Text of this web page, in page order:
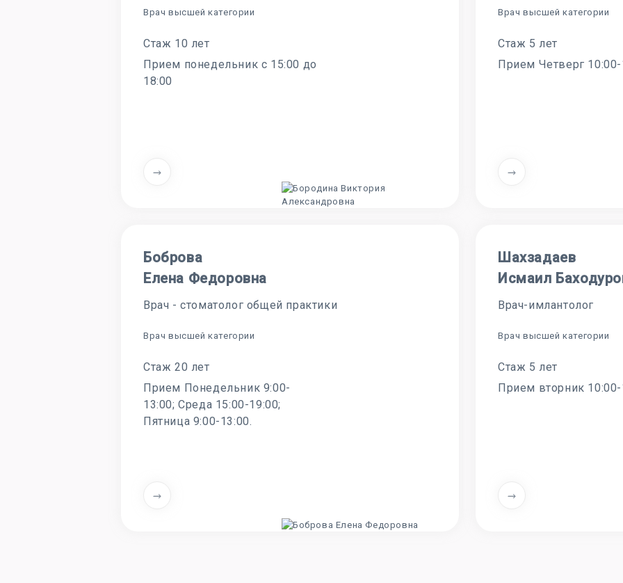
Врач высшей категории
Стаж 10 лет
Прием понедельник с 15:00 до
18:00
Врач высшей категории
Стаж 5 лет
Прием Четверг
Боброва
Елена Федоровна
Врач - стоматолог общей практики
Врач высшей категории
Стаж 20 лет
Прием Понедельник 9:00-
13:00; Среда 15:00-19:00;
Пятница 9:00-13:00.
Шахзадаев
Исмаил
Врач-имлантолог
Врач высшей категории
Стаж 5 лет
Прием вторник